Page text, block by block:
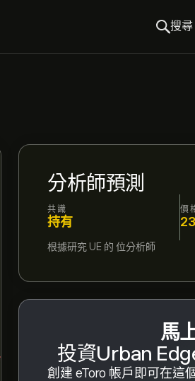
搜尋
分析師預測
共識
持有
價
根據研究 UE 的 位分析師
馬
投資Urban
創建 eToro 帳戶即可在這